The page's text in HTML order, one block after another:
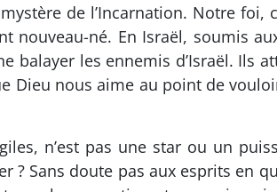
de l’Incarnation. Notre foi,
nouveau-né. En Israël, soumis
balayer les ennemis d’Israël. Ils
Dieu nous aime au point de
n’est pas une star ou un
? Sans doute pas aux esprits en